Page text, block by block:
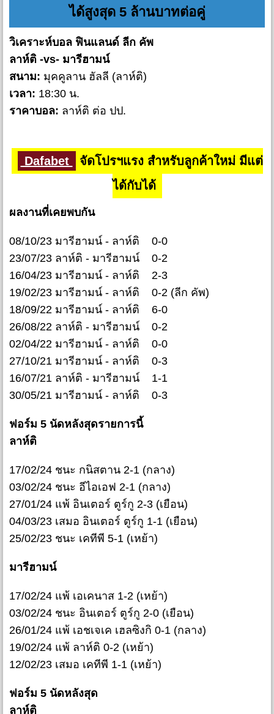
ได้สูงสุด 5 ล้านบาทต่อคู่
วิเคราะห์บอล ฟินแลนด์ ลีก คัพ
ลาห์ติ -vs- มารีฮามน์
สนาม: มุคคูลาน ฮัลลี (ลาห์ติ)
เวลา: 18:30 น.
ราคาบอล: ลาห์ติ ต่อ ปป.
Dafabet
จัดโปรฯแรง สำหรับลูกค้าใหม่ มีแต่
ได้กับได้
ผลงานที่เคยพบกัน
08/10/23 มารีฮามน์ - ลาห์ติ 0-0
23/07/23 ลาห์ติ - มารีฮามน์ 0-2
16/04/23 มารีฮามน์ - ลาห์ติ 2-3
19/02/23 มารีฮามน์ - ลาห์ติ 0-2 (ลีก คัพ)
18/09/22 มารีฮามน์ - ลาห์ติ 6-0
26/08/22 ลาห์ติ - มารีฮามน์ 0-2
02/04/22 มารีฮามน์ - ลาห์ติ 0-0
27/10/21 มารีฮามน์ - ลาห์ติ 0-3
16/07/21 ลาห์ติ - มารีฮามน์ 1-1
30/05/21 มารีฮามน์ - ลาห์ติ 0-3
ฟอร์ม 5 นัดหลังสุดรายการนี้
ลาห์ติ
17/02/24 ชนะ กนิสตาน 2-1 (กลาง)
03/02/24 ชนะ อีไอเอฟ 2-1 (กลาง)
27/01/24 แพ้ อินเตอร์ ตูร์กู 2-3 (เยือน)
04/03/23 เสมอ อินเตอร์ ตูร์กู 1-1 (เยือน)
25/02/23 ชนะ เคทีพี 5-1 (เหย้า)
มารีฮามน์
17/02/24 แพ้ เอเคนาส 1-2 (เหย้า)
03/02/24 ชนะ อินเตอร์ ตูร์กู 2-0 (เยือน)
26/01/24 แพ้ เอชเจเค เฮลซิงกิ 0-1 (กลาง)
19/02/24 แพ้ ลาห์ติ 0-2 (เหย้า)
12/02/23 เสมอ เคทีพี 1-1 (เหย้า)
ฟอร์ม 5 นัดหลังสุด
ลาห์ติ